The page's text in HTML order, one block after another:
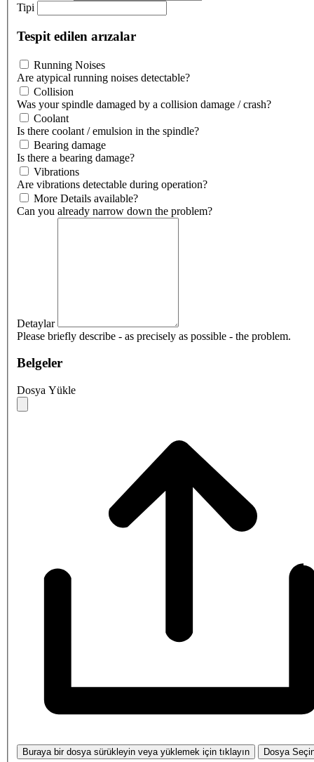
Tipi
Tespit edilen arızalar
Running Noises
Are atypical running noises detectable?
Collision
Was your spindle damaged by a collision damage / crash?
Coolant
Is there coolant / emulsion in the spindle?
Bearing damage
Is there a bearing damage?
Vibrations
Are vibrations detectable during operation?
More Details available?
Can you already narrow down the problem?
Detaylar
Please briefly describe - as precisely as possible - the problem.
Belgeler
Dosya Yükle
Buraya bir dosya sürükleyin veya yüklemek için tıklayın Dosya